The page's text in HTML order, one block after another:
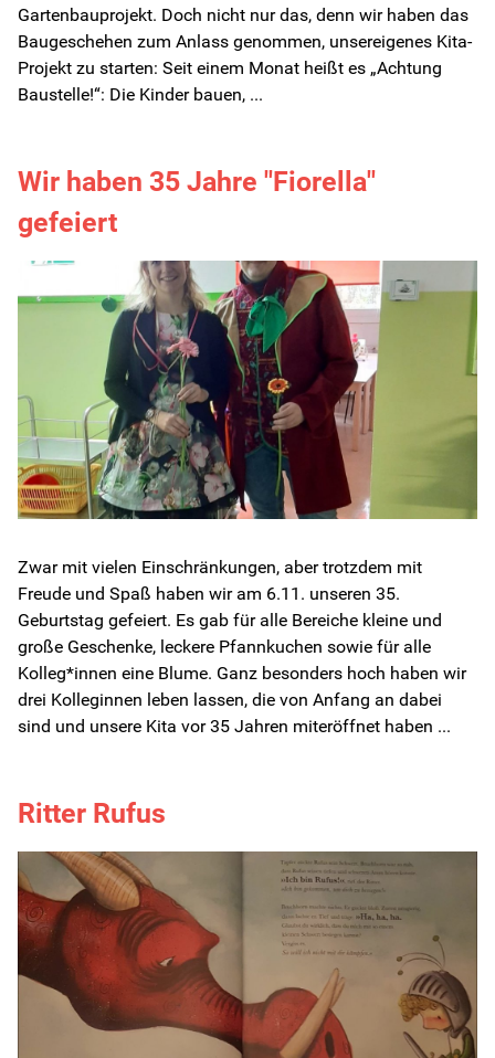
Gartenbauprojekt. Doch nicht nur das, denn wir haben das
Baugeschehen zum Anlass genommen, unsereigenes Kita-
Projekt zu starten: Seit einem Monat heißt es „Achtung
Baustelle!“: Die Kinder bauen, ...
Wir haben 35 Jahre "Fiorella"
gefeiert
Zwar mit vielen Einschränkungen, aber trotzdem mit
Freude und Spaß haben wir am 6.11. unseren 35.
Geburtstag gefeiert. Es gab für alle Bereiche kleine und
große Geschenke, leckere Pfannkuchen sowie für alle
Kolleg*innen eine Blume. Ganz besonders hoch haben wir
drei Kolleginnen leben lassen, die von Anfang an dabei
sind und unsere Kita vor 35 Jahren miteröffnet haben ...
Ritter Rufus